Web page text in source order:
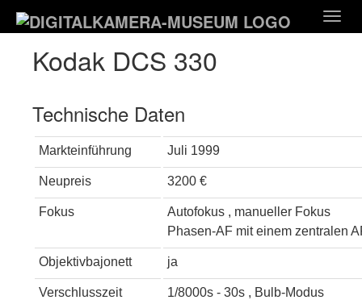
Hauptinhalt
Kodak DCS 330
Technische Daten
Markteinführung Juli 1999
Neupreis 3200 €
Fokus
Autofokus , manueller Fokus
Phasen-AF mit einem zentralen
Objektivbajonett ja
Verschlusszeit 1/8000s - 30s , Bulb-Modus